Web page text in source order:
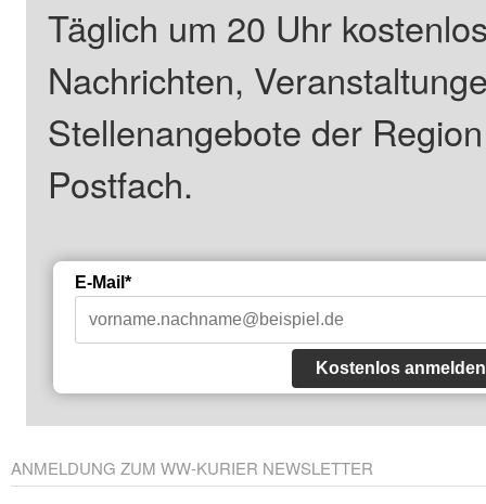
Täglich um 20 Uhr
Nachrichten,
Stellenangebote der
Postfach.
E-Mail*
Kostenlos anmelden
ANMELDUNG ZUM WW-KURIER NEWSLETTER